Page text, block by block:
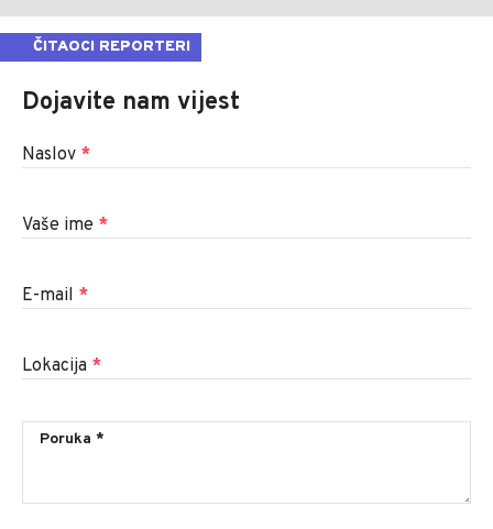
ČITAOCI REPORTERI
Dojavite nam vijest
Naslov *
Vaše ime *
E-mail *
Lokacija *